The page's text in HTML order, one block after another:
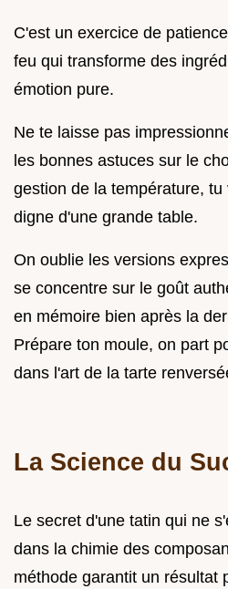
C'est un exercice de
feu qui transforme des
émotion pure.
Ne te laisse pas
les bonnes astuces sur le
gestion de la température,
digne d'une grande table.
On oublie les versions
se concentre sur le goût
en mémoire bien après la
Prépare ton moule, on part
dans l'art de la tarte
La Science du
Le secret d'une tatin qui ne
dans la chimie des
méthode garantit un résultat